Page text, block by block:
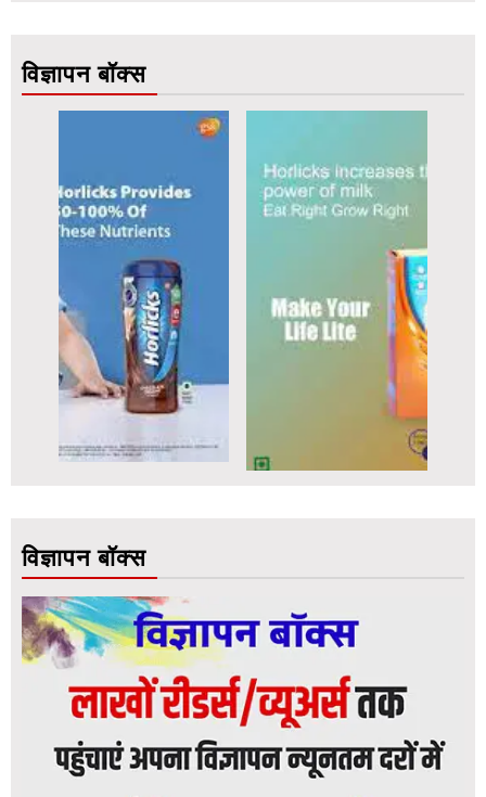
विज्ञापन बॉक्स
विज्ञापन बॉक्स